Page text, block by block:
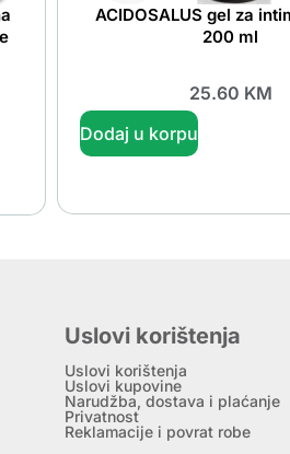
ACIDOSALUS gel za
200 ml
25.60 KM
Dodaj u korpu
Uslovi korištenja
Uslovi korištenja
Uslovi kupovine
Narudžba, dostava i plaćanje
Privatnost
Reklamacije i povrat robe